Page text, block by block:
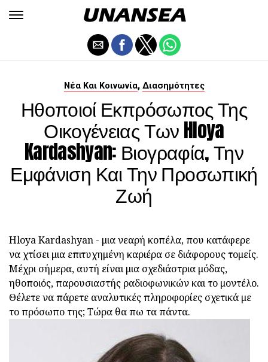
Νέα Και Κοινωνία, Διασημότητες
Ηθοποιοί Εκπρόσωπος Της
Οικογένειας Των Hloya
Kardashyan: Βιογραφία, Την
Εμφάνιση Και Την Προσωπική
Ζωή
Hloya Kardashyan - μια νεαρή κοπέλα, που κατάφερε
να χτίσει μια επιτυχημένη καριέρα σε διάφορους τομείς.
Μέχρι σήμερα, αυτή είναι μια σχεδιάστρια μόδας,
ηθοποιός, παρουσιαστής ραδιοφωνικών και το μοντέλο.
Θέλετε να πάρετε αναλυτικές πληροφορίες σχετικά με
το πρόσωπο της; Τώρα θα πω τα πάντα.